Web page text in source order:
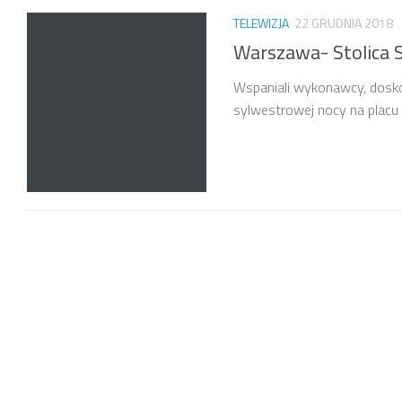
TELEWIZJA 22 GRUDNIA 2018
Warszawa- Stolica
Wspaniali wykonawcy,
sylwestrowej nocy na